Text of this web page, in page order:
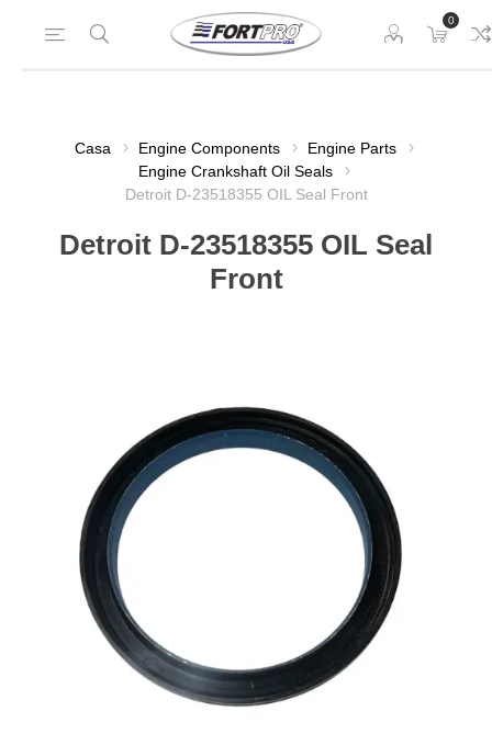
0
Casa Engine Components
Engine Parts
Engine Crankshaft Oil Seals
Detroit D-23518355 OIL Seal Front
Detroit D-23518355 OIL Seal
Front